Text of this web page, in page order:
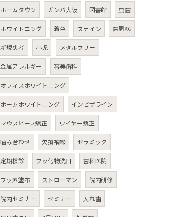
ホームタウン ガンバ大阪 図書館 虫歯
ホワイトニング 着色 ステイン 歯周病
新規患者 小児 メタルフリー
金属アレルギー 審美歯科
オフィスホワイトニング
ホームホワイトニング インビザライン
マウスピース矯正 ワイヤー矯正
噛み合わせ 欠損補綴 セラミック
定期検診 フッ化物洗口 歯科医院
フッ素塗布 ストローマン 院内研修
院内セミナー セミナー 入れ歯